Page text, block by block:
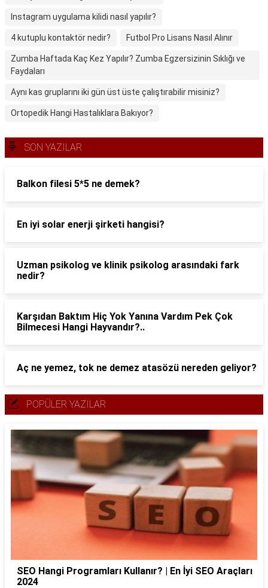
Instagram uygulama kilidi nasıl yapılır?
4 kutuplu kontaktör nedir? Futbol Pro Lisans Nasıl Alınır
Zumba Haftada Kaç Kez Yapılır? Zumba Egzersizinin Sıklığı ve
Faydaları
Aynı kas gruplarını iki gün üst üste çalıştırabilir misiniz?
Ortopedik Hangi Hastalıklara Bakıyor?
SON YAZILAR
Balkon filesi 5*5 ne demek?
En iyi solar enerji şirketi hangisi?
Uzman psikolog ve klinik psikolog arasındaki fark
nedir?
Karşıdan Baktım Hiç Yok Yanına Vardım Pek Çok
Bilmecesi Hangi Hayvandır?..
Aç ne yemez, tok ne demez atasözü nereden geliyor?
POPÜLER YAZILAR
SEO Hangi Programları Kullanır? | En İyi SEO Araçları
2024